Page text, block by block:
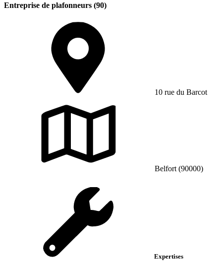
Entreprise de plafonneurs (90)
10 rue du Barcot
Belfort (90000)
Expertises